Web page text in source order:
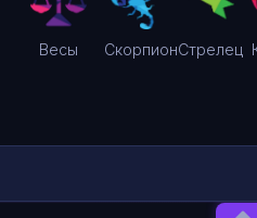
Весы СкорпионСтрелец